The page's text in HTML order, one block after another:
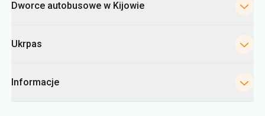
Dworce autobusowe w Kijowie
Ukrpas
Informacje